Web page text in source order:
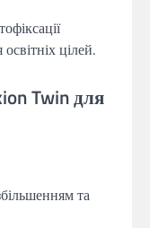
цілей.
Twin для
та